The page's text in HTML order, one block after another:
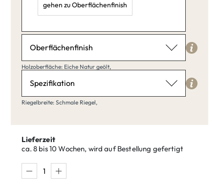
gehen zu Oberflächenfinish
Oberflächenfinish
Holzoberfläche
Eiche Natur geölt
geölt
Holzoberfläche: Eiche Natur geölt,
Spezifikation
Riegelbreite
Schmale
Riegel
Riegelbreite: Schmale Riegel,
Lieferzeit
ca. 8 bis 10 Wochen, wird auf Bestellung gefertigt